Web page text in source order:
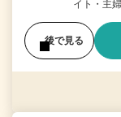
イト・主
後で見る